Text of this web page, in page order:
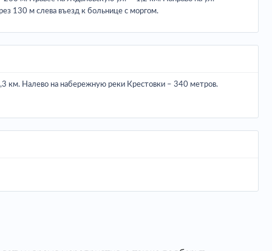
130 м слева въезд к больнице с моргом.
км. Налево на набережную реки Крестовки – 340 метров.